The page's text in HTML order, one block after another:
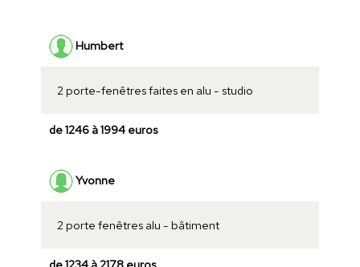
Humbert
2 porte-fenêtres faites en alu - studio
de 1246 à 1994 euros
Yvonne
2 porte fenêtres alu - bâtiment